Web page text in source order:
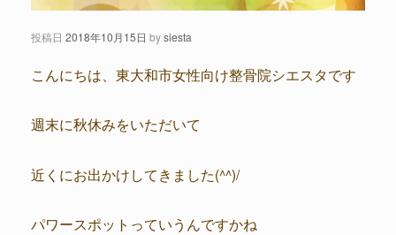
投稿日 2018年10月15日 bysiesta
こんにちは、東大和市女性向け整骨院シエスタです
週末に秋休みをいただいて
近くにお出かけしてきました(^^)/
パワースポットっていうんですかね